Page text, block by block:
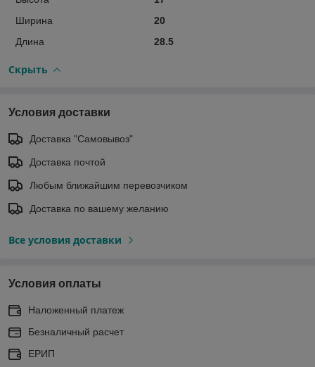
Ширина
20
Длина
28.5
Скрыть
Условия доставки
Доставка "Самовывоз"
Доставка почтой
Любым ближайшим перевозчиком
Доставка по вашему желанию
Все условия доставки
Условия оплаты
Наложенный платеж
Безналичный расчет
ЕРИП